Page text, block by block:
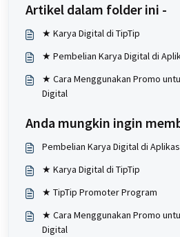
Artikel dalam folder ini -
★ Karya Digital di TipTip
★ Pembelian Karya Digital di
★ Cara Menggunakan Promo
Digital
Anda mungkin ingin
Pembelian Karya Digital di
★ Karya Digital di TipTip
★ TipTip Promoter Program
★ Cara Menggunakan Promo
Digital